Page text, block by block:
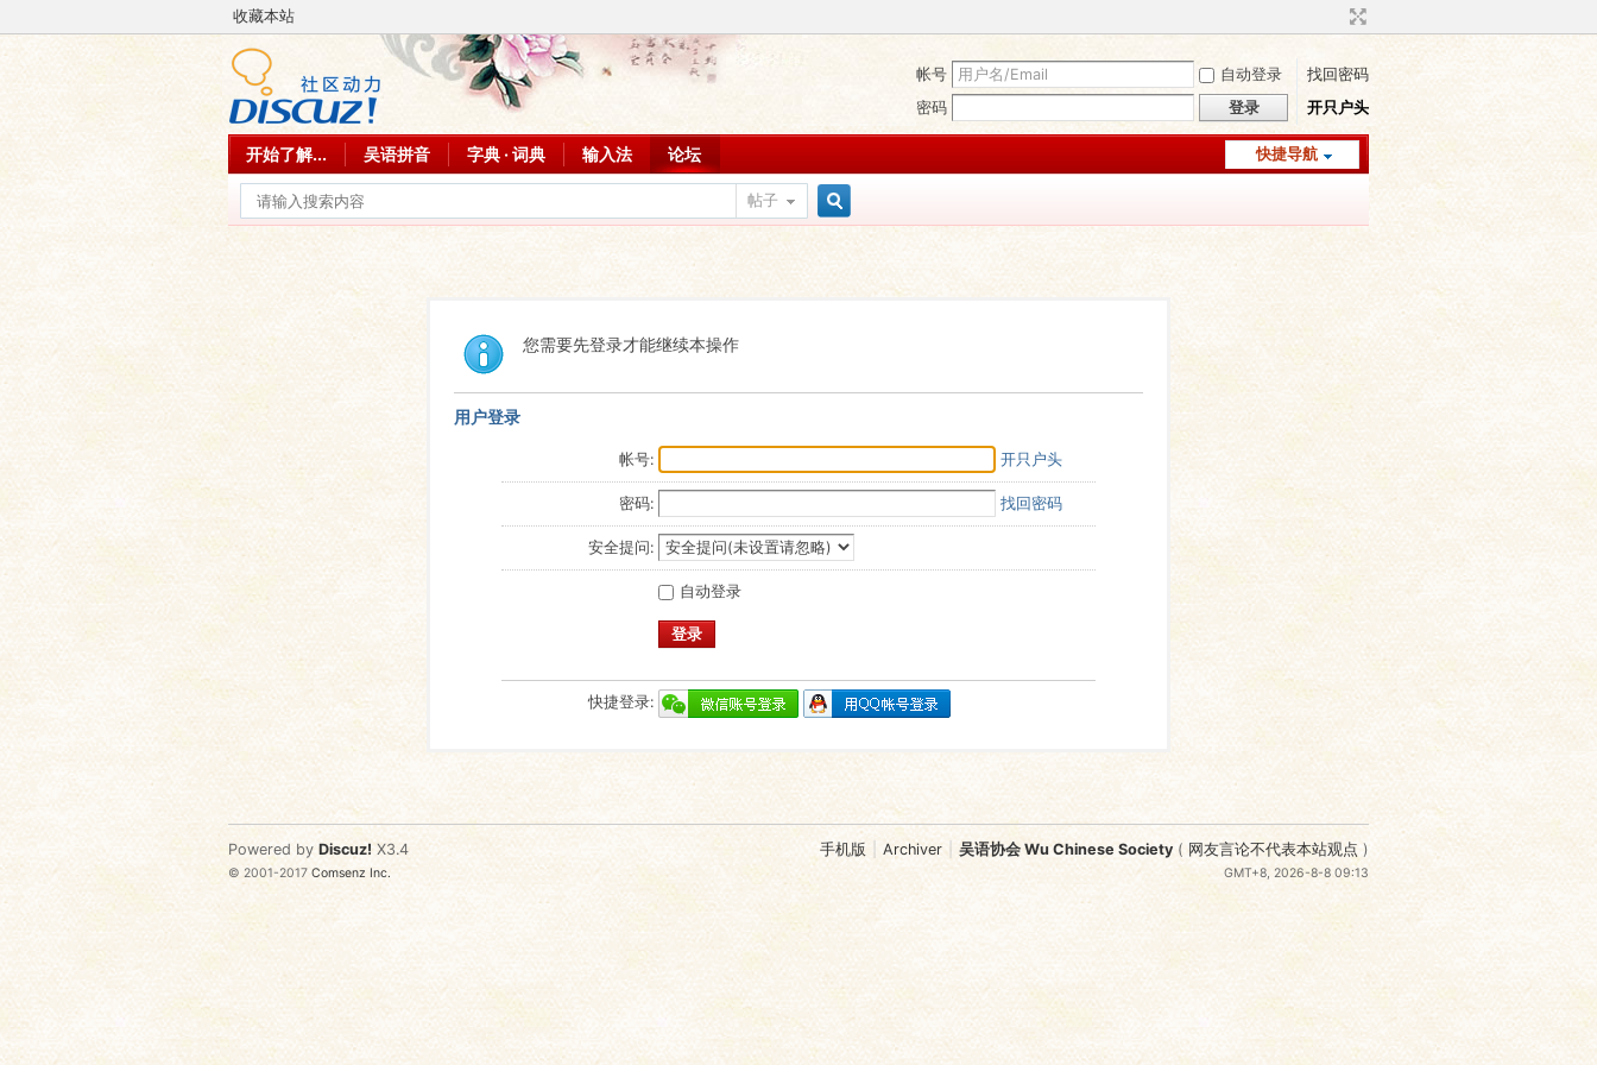
收藏本站
帐号 自动登录
找回密码
密码
登录 开只户头
快捷导航
开始了解... 吴语拼音 字典 · 词典 输入法 论坛
帖子
您需要先登录才能继续本操作
用户登录
帐号: 开只户头
密码: 找回密码
安全提问:
自动登录
登录
快捷登录:
手机版 Archiver 吴语协会 Wu Chinese Society ( 网友言论不代表本站观点 )
GMT+8, 2026-8-8 09:13
Powered by Discuz! X3.4
© 2001-2017Comsenz Inc.